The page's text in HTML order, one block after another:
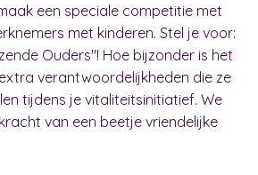
een speciale competitie met
met kinderen. Stel je voor:
Ouders"! Hoe bijzonder is het
verantwoordelijkheden die ze
tijdens je vitaliteitsinitiatief. We
van een beetje vriendelijke